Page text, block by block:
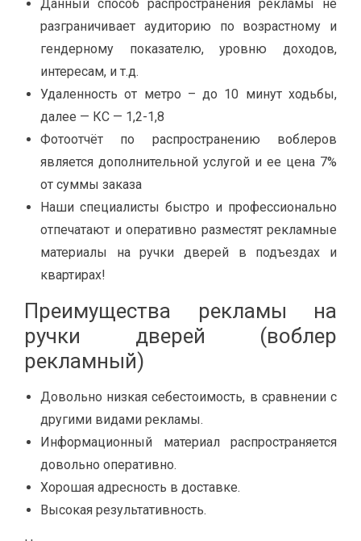
Данный способ распространения рекламы не
разграничивает аудиторию по возрастному и
гендерному показателю, уровню доходов,
интересам, и т.д.
Удаленность от метро – до 10 минут ходьбы,
далее — КС — 1,2-1,8
Фотоотчёт по распространению воблеров
является дополнительной услугой и ее цена 7%
от суммы заказа
Наши специалисты быстро и профессионально
отпечатают и оперативно разместят рекламные
материалы на ручки дверей в подъездах и
квартирах!
Преимущества рекламы на
ручки дверей (воблер
рекламный)
Довольно низкая себестоимость, в сравнении с
другими видами рекламы.
Информационный материал распространяется
довольно оперативно.
Хорошая адресность в доставке.
Высокая результативность.